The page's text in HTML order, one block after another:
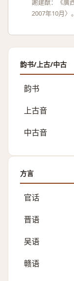
謝建猷：《廣
2007年10月〉。
韵书/上古/中古
韵书
上古音
中古音
方言
官话
晋语
吴语
赣语